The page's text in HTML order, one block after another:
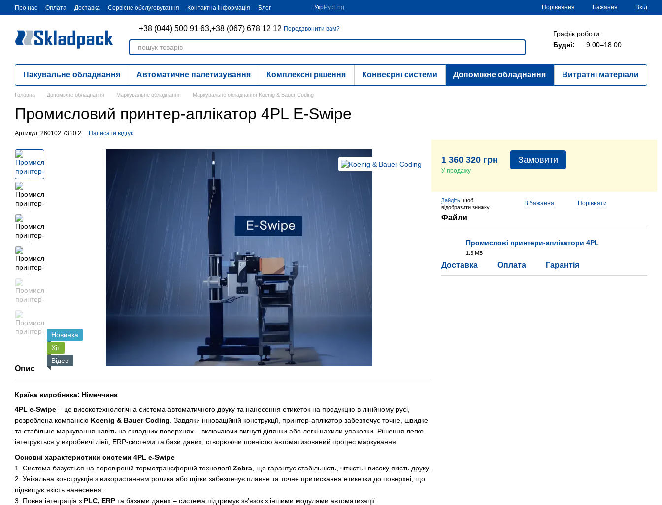
Перейти до основного контенту
Про нас Оплата Доставка Сервісне обслуговування Контактна інформація Блог УкрРусEng Порівняння Бажання Вхід
+38 (044) 500 91 63,+38 (067) 678 12 12 Передзвонити вам?
Графік роботи:
Будні:
9:00–18:00
Пакувальне обладнання Автоматичне палетизування Комплексні рішення Конвеєрні системи Допоміжне обладнання Витратні матеріали
Головна Допоміжне обладнання Маркувальне обладнання Маркувальне обладнання Koenig & Bauer Coding
Промисловий принтер-аплікатор 4PL E-Swipe
Артикул: 260102.7310.2 Написати відгук
Новинка
Хіт
Відео
Опис
Країна виробника: Німеччина
4PL e-Swipe – це високотехнологічна система автоматичного друку та нанесення етикеток на продукцію в лінійному русі,
розроблена компанією Koenig & Bauer Coding. Завдяки інноваційній конструкції, принтер-аплікатор забезпечує точне, швидке
та стабільне маркування навіть на складних поверхнях – включаючи вигнуті ділянки або легкі нахили упаковки. Рішення легко
інтегрується у виробничі лінії, ERP-системи та бази даних, створюючи повністю автоматизований процес маркування.
Основні характеристики системи 4PL e-Swipe
1. Система базується на перевіреній термотрансферній технології Zebra , що гарантує стабільність, чіткість і високу якість друку.
2. Унікальна конструкція з використанням ролика або щітки забезпечує плавне та точне притискання етикетки до поверхні, що
підвищує якість нанесення.
3. Повна інтеграція з PLC, ERP та базами даних – система підтримує зв’язок з іншими модулями автоматизації.
1 360 320 грн
У продажу
Замовити
Зайдіть , щоб
відобразити знижку
В бажання Порівняти
Файли
Промислові принтери-аплікатори 4PL
1.3 МБ
Доставка Оплата Гарантія